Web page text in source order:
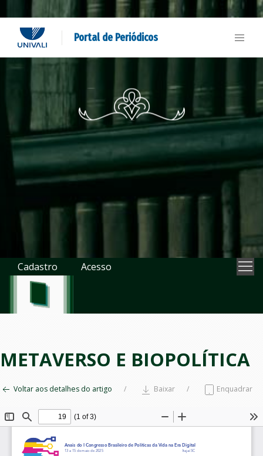
Portal de Periódicos
Cadastro Acesso
METAVERSO E BIOPOLÍTICA
Voltar aos detalhes do artigo Baixar Enquadrar